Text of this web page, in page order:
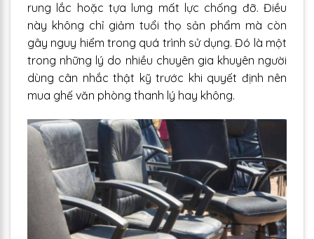
rung lắc hoặc tựa lưng mất lực chống đỡ. Điều
này không chỉ giảm tuổi thọ sản phẩm mà còn
gây nguy hiểm trong quá trình sử dụng. Đó là một
trong những lý do nhiều chuyên gia khuyên người
dùng cân nhắc thật kỹ trước khi quyết định nên
mua ghế văn phòng thanh lý hay không.